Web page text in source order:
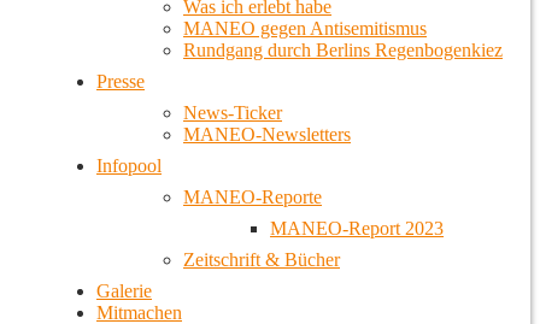
Was ich erlebt habe
MANEO gegen Antisemitismus
Rundgang durch Berlins Regenbogenkiez
Presse
News-Ticker
MANEO-Newsletters
Infopool
MANEO-Reporte
MANEO-Report 2023
Zeitschrift & Bücher
Galerie
Mitmachen